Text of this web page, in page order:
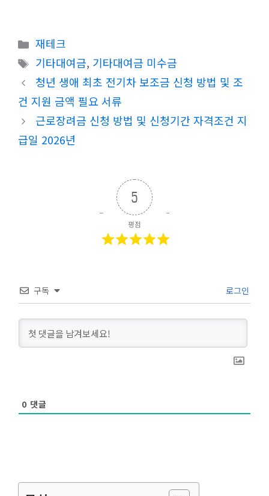
카
테
고
리
재테크
태
그
기타대여금, 기타대여금 미수금
청년 생애 최초 전기차 보조금 신청 방법 및 조
건 지원 금액 필요 서류
근로장려금 신청 방법 및 신청기간 자격조건 지
급일 2026년
5
평점
구독 로그인
0 댓글